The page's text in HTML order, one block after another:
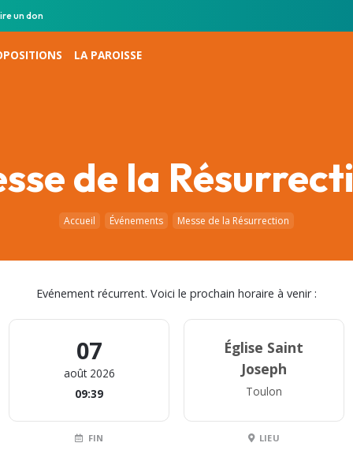
un don
LA PAROISSE
de la
Accueil Événements Messe de la Résurrection
Evénement récurrent. Voici le prochain horaire à venir :
07
août 2026
09:39
FIN
Église Saint
Joseph
Toulon
LIEU